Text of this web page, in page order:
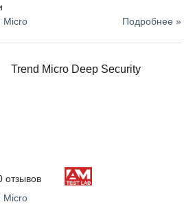
Micro Подробнее »
Trend Micro Deep Security
отзывов
Micro